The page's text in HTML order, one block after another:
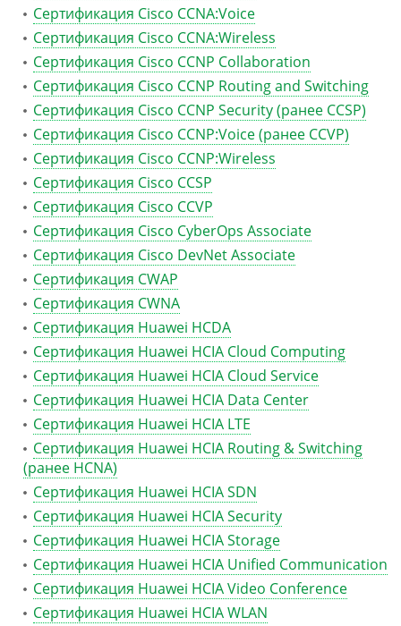
Сертификация Cisco CCNA:Voice
Сертификация Cisco CCNA:Wireless
Сертификация Cisco CCNP Collaboration
Сертификация Cisco CCNP Routing and Switching
Сертификация Cisco CCNP Security (ранее CCSP)
Сертификация Cisco CCNP:Voice (ранее CCVP)
Сертификация Cisco CCNP:Wireless
Сертификация Cisco CCSP
Сертификация Cisco CCVP
Сертификация Cisco CyberOps Associate
Сертификация Cisco DevNet Associate
Сертификация CWAP
Сертификация CWNA
Сертификация Huawei HCDA
Сертификация Huawei HCIA Cloud Computing
Сертификация Huawei HCIA Cloud Service
Сертификация Huawei HCIA Data Center
Сертификация Huawei HCIA LTE
Сертификация Huawei HCIA Routing & Switching
(ранее HCNA)
Сертификация Huawei HCIA SDN
Сертификация Huawei HCIA Security
Сертификация Huawei HCIA Storage
Сертификация Huawei HCIA Unified Communication
Сертификация Huawei HCIA Video Conference
Сертификация Huawei HCIA WLAN